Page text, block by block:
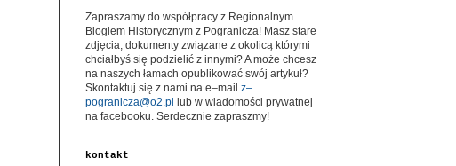
Zapraszamy do współpracy z Regionalnym
Blogiem Historycznym z Pogranicza! Masz stare
zdjęcia, dokumenty związane z okolicą którymi
chciałbyś się podzielić z innymi? A może chcesz
na naszych łamach opublikować swój artykuł?
Skontaktuj się z nami na e–mail z–
pogranicza@o2.pl
lub w wiadomości prywatnej
na facebooku. Serdecznie zapraszmy!
kontakt